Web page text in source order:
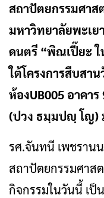
สถาปัตยกรรมศาส
มหาวิทยาลัยพะเย
ดนตรี “พิณเปี๊ยะ
ใต้โครงการสืบส
ห้องUB005 อาคา
(ปวง ธมฺมปญฺ โญ)
รศ.จันทนี เพชรา
สถาปัตยกรรมศาส
กิจกรรมในวันนี้ เป็